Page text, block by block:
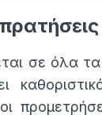
σε όλα